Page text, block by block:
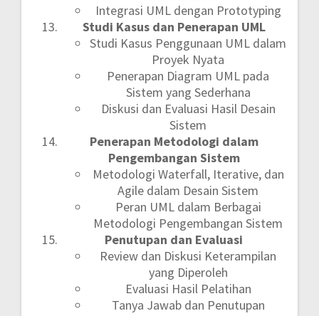
Integrasi UML dengan Prototyping
Studi Kasus dan Penerapan UML
Studi Kasus Penggunaan UML dalam
Proyek Nyata
Penerapan Diagram UML pada
Sistem yang Sederhana
Diskusi dan Evaluasi Hasil Desain
Sistem
Penerapan Metodologi dalam
Pengembangan Sistem
Metodologi Waterfall, Iterative, dan
Agile dalam Desain Sistem
Peran UML dalam Berbagai
Metodologi Pengembangan Sistem
Penutupan dan Evaluasi
Review dan Diskusi Keterampilan
yang Diperoleh
Evaluasi Hasil Pelatihan
Tanya Jawab dan Penutupan